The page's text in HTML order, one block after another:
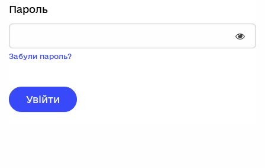
вас
немає
запису,
натисніть
реєстрації.
Пароль
Забули пароль?
Увійти